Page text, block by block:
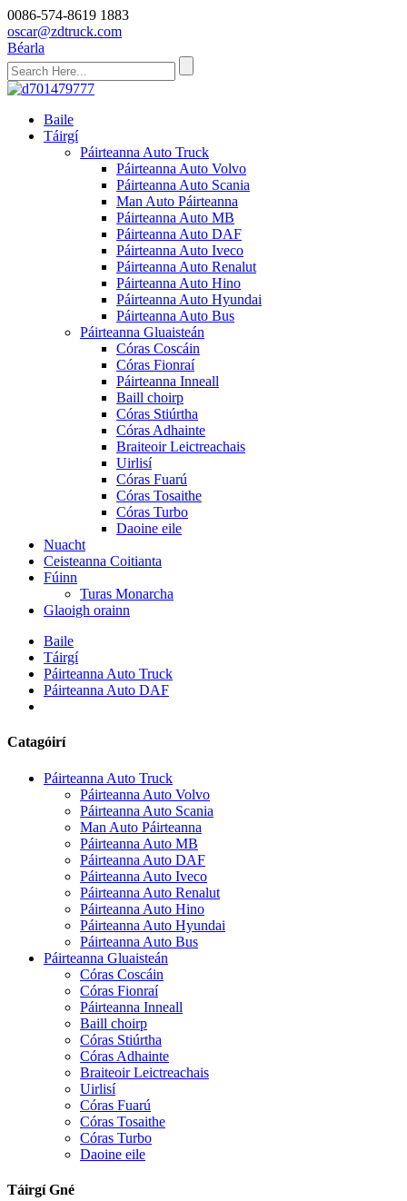
0086-574-8619 1883
oscar@zdtruck.com
Béarla
Baile
Táirgí
Páirteanna Auto Truck
Páirteanna Auto Volvo
Páirteanna Auto Scania
Man Auto Páirteanna
Páirteanna Auto MB
Páirteanna Auto DAF
Páirteanna Auto Iveco
Páirteanna Auto Renalut
Páirteanna Auto Hino
Páirteanna Auto Hyundai
Páirteanna Auto Bus
Páirteanna Gluaisteán
Córas Coscáin
Córas Fionraí
Páirteanna Inneall
Baill choirp
Córas Stiúrtha
Córas Adhainte
Braiteoir Leictreachais
Uirlisí
Córas Fuarú
Córas Tosaithe
Córas Turbo
Daoine eile
Nuacht
Ceisteanna Coitianta
Fúinn
Turas Monarcha
Glaoigh orainn
Baile
Táirgí
Páirteanna Auto Truck
Páirteanna Auto DAF
Catagóirí
Páirteanna Auto Truck
Páirteanna Auto Volvo
Páirteanna Auto Scania
Man Auto Páirteanna
Páirteanna Auto MB
Páirteanna Auto DAF
Páirteanna Auto Iveco
Páirteanna Auto Renalut
Páirteanna Auto Hino
Páirteanna Auto Hyundai
Páirteanna Auto Bus
Páirteanna Gluaisteán
Córas Coscáin
Córas Fionraí
Páirteanna Inneall
Baill choirp
Córas Stiúrtha
Córas Adhainte
Braiteoir Leictreachais
Uirlisí
Córas Fuarú
Córas Tosaithe
Córas Turbo
Daoine eile
Táirgí Gné